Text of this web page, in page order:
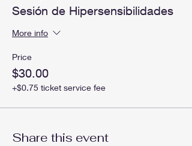
Sesión de Hipersensibilidades
More info
Price
$30.00
+$0.75 ticket service fee
Share this event